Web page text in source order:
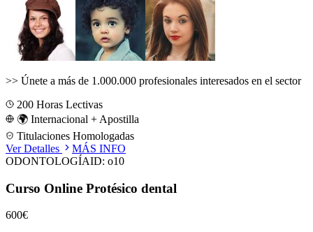
>> Únete a más de 1.000.000 profesionales interesados en el sector
200 Horas Lectivas
🌍 Internacional + Apostilla
Titulaciones Homologadas
Ver Detalles
MÁS INFO
ODONTOLOGÍAID: o10
Curso Online Protésico dental
600€